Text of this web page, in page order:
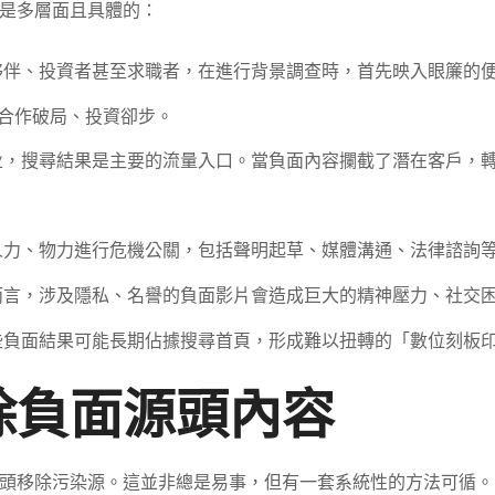
多層面且具體的：
、投資者甚至求職者，在進行背景調查時，首先映入眼簾的
作破局、投資卻步。
搜尋結果是主要的流量入口。當負面內容攔截了潛在客戶，
、物力進行危機公關，包括聲明起草、媒體溝通、法律諮詢
，涉及隱私、名譽的負面影片會造成巨大的精神壓力、社交
面結果可能長期佔據搜尋首頁，形成難以扭轉的「數位刻板
面源頭內容
移除污染源。這並非總是易事，但有一套系統性的方法可循。